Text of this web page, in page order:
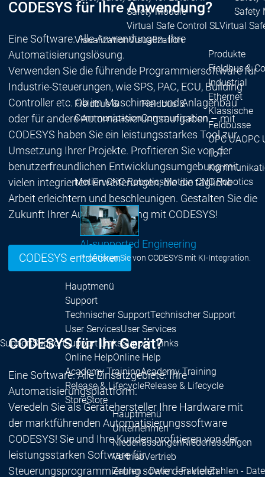
Safety Module
Safety
Virtual Safe Control SLVirtual
VisualizationVisualization
Fieldbus &
Communication
Fieldbus &
Communication
Produkte
Fieldbus &
Industrial
Ethernet
Klassische
Feldbusse
OPC UAOPC
IIoT-
Motion CNC RoboticsMotion CNC Robotics
AI-supported Engineering
Profitieren Sie von CODESYS mit KI-Integration.
SupportSupport
Hauptmenü
Support
Technischer SupportTechnischer Support
User ServicesUser Services
Support LinksSupport Links
Online HelpOnline Help
Academy TrainingAcademy Training
Release & LifecycleRelease & Lifecycle
StoreStore
Hauptmenü
Unternehmen
NiederlassungenNiederlassungen
VertriebVertrieb
Zahlen - Daten - FaktenZahlen -
CODESYS für Ihre Anwendung?
Eine Software. Alle Anwendungen. Ihre
Automatisierungslösung.
Verwenden Sie die führende Programmiersoftware für
Industrie-Steuerungen, wie SPS, PAC, ECU, Building
Controller etc. Ob im Maschinen- und Anlagenbau
oder für andere Automatisierungsaufgaben – mit
CODESYS haben Sie ein leistungsstarkes Tool zur
Umsetzung Ihrer Projekte. Profitieren Sie von der
benutzerfreundlichen Entwicklungsumgebung mit
vielen integrierten Erweiterungen, die die tägliche
Arbeit erleichtern und beschleunigen. Gestalten Sie die
Zukunft Ihrer Automatisierung mit CODESYS!
CODESYS entdecken
CODESYS für Ihr Gerät?
Eine Software. Alle Einsatzgebiete. Ihre
Automatisierungsplattform.
Veredeln Sie als Gerätehersteller Ihre Hardware mit
der marktführenden Automatisierungssoftware
CODESYS! Sie und Ihre Kunden profitieren von der
leistungsstarken Software für
Steuerungsprogrammierung sowie den vielen